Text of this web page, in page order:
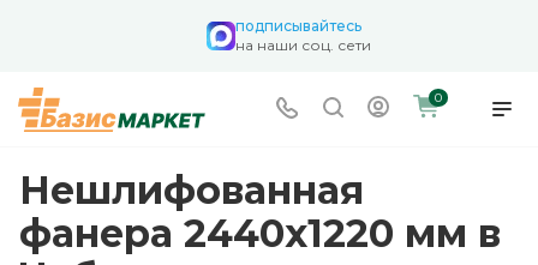
подписывайтесь
на наши соц. сети
0
Нешлифованная
фанера 2440х1220 мм в